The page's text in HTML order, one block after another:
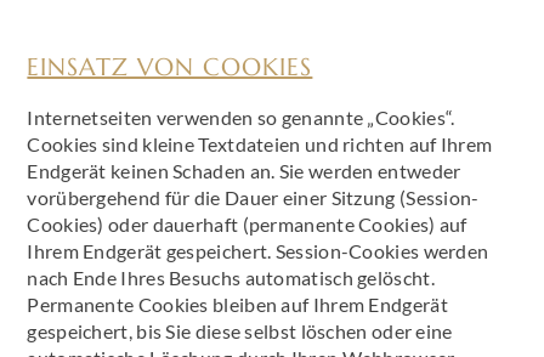
EINSATZ VON COOKIES
Internetseiten verwenden so genannte „Cookies“.
Cookies sind kleine Textdateien und richten auf Ihrem
Endgerät keinen Schaden an. Sie werden entweder
vorübergehend für die Dauer einer Sitzung (Session-
Cookies) oder dauerhaft (permanente Cookies) auf
Ihrem Endgerät gespeichert. Session-Cookies werden
nach Ende Ihres Besuchs automatisch gelöscht.
Permanente Cookies bleiben auf Ihrem Endgerät
gespeichert, bis Sie diese selbst löschen oder eine